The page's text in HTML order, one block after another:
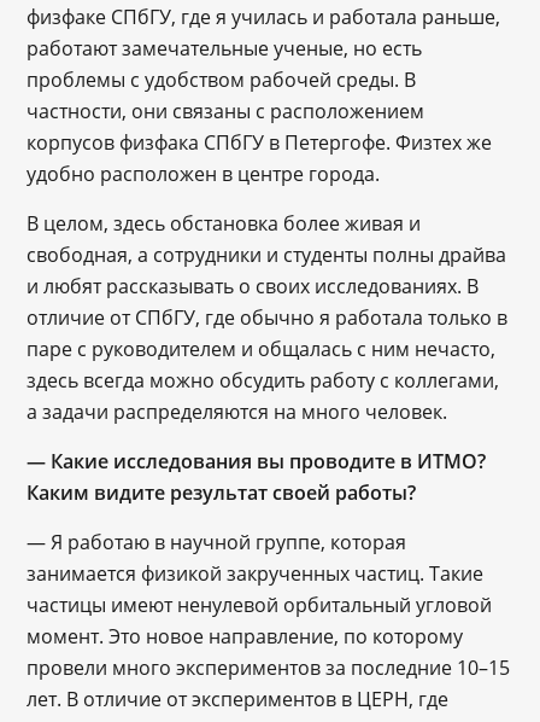
физфаке СПбГУ, где я училась и работала раньше,
работают замечательные ученые, но есть
проблемы с удобством рабочей среды. В
частности, они связаны с расположением
корпусов физфака СПбГУ в Петергофе. Физтех же
удобно расположен в центре города.
В целом, здесь обстановка более живая и
свободная, а сотрудники и студенты полны драйва
и любят рассказывать о своих исследованиях. В
отличие от СПбГУ, где обычно я работала только в
паре с руководителем и общалась с ним нечасто,
здесь всегда можно обсудить работу с коллегами,
а задачи распределяются на много человек.
― Какие исследования вы проводите в ИТМО?
Каким видите результат своей работы?
— Я работаю в научной группе, которая
занимается физикой закрученных частиц. Такие
частицы имеют ненулевой орбитальный угловой
момент. Это новое направление, по которому
провели много экспериментов за последние 10–15
лет. В отличие от экспериментов в ЦЕРН, где